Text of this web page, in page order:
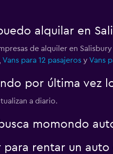
alquilar en
de alquiler en
Vans para 12 pasajerosy Vans
por última vez
a diario.
momondo
rentar un auto